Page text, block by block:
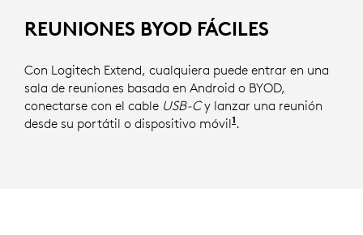
REUNIONES BYOD FÁCILES
Con Logitech Extend, cualquiera puede entrar en una
sala de reuniones basada en Android o BYOD,
conectarse con el cable USB-Cy lanzar una reunión
desde su portátil o dispositivo móvil1 .